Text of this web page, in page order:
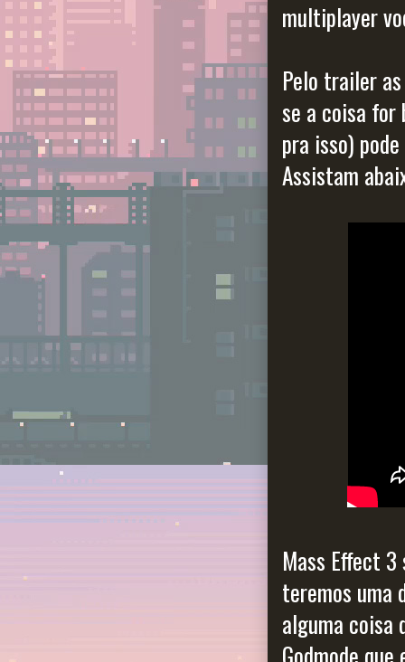
multiplayer
Pelo trailer
se a coisa for
pra isso)
Assistam
Mass Effect
teremos uma
alguma coisa
Godmode